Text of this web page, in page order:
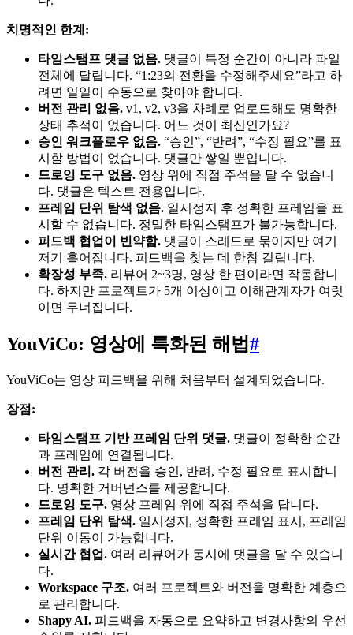
치명적인 한계:
타임스탬프 댓글 없음. 댓글이 특정 순간이 아니라 파일
전체에 달립니다. “1:23의 전환을 수정해주세요”라고 하
려면 일일이 수동으로 찾아야 합니다.
버전 관리 없음. v1, v2, v3을 차례로 업로드해도 명확한
상태 추적이 없습니다. 어느 것이 최신인가요?
승인 워크플로우 없음. “승인”, “반려”, “수정 필요”를 표
시할 방법이 없습니다. 댓글만 쌓일 뿐입니다.
드로잉 도구 없음. 영상 위에 직접 주석을 달 수 없습니
다. 댓글은 텍스트 전용입니다.
프레임 단위 탐색 없음. 일시정지 후 정확한 프레임을 표
시할 수 없습니다. 정밀한 타임스탬프가 불가능합니다.
피드백 협업이 빈약함. 댓글이 스레드로 묶이지만 여기
저기 흩어집니다. 피드백을 찾는 데 한참 걸립니다.
확장성 부족. 리뷰어 2~3명, 영상 한 편이라면 작동합니
다. 하지만 프로젝트가 5개 이상이고 이해관계자가 여럿
이면 무너집니다.
YouViCo: 영상에 특화된 해법#
YouViCo는 영상 피드백을 위해 처음부터 설계되었습니다.
장점:
타임스탬프 기반 프레임 단위 댓글. 댓글이 정확한 순간
과 프레임에 연결됩니다.
버전 관리. 각 버전을 승인, 반려, 수정 필요로 표시합니
다. 명확한 거버넌스를 제공합니다.
드로잉 도구. 영상 프레임 위에 직접 주석을 답니다.
프레임 단위 탐색. 일시정지, 정확한 프레임 표시, 프레임
단위 이동이 가능합니다.
실시간 협업. 여러 리뷰어가 동시에 댓글을 달 수 있습니
다.
Workspace 구조. 여러 프로젝트와 버전을 명확한 계층으
로 관리합니다.
Shapy AI. 피드백을 자동으로 요약하고 변경사항의 우선